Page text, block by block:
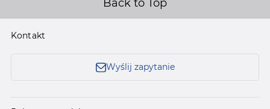
Back to Top
Kontakt
Wyślij zapytanie